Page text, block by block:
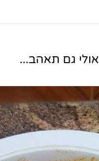
אולי גם תאהב...